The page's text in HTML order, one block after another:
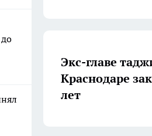
Экс-главе
Краснодаре
лет